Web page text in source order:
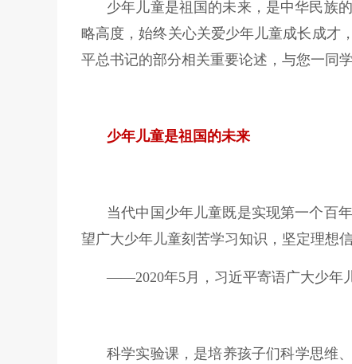
少年儿童是祖国的未来，是中华民族
略高度，始终关心关爱少年儿童成长成才
平总书记的部分相关重要论述，与您一同学
少年儿童是祖国的未来
当代中国少年儿童既是实现第一个百
望广大少年儿童刻苦学习知识，坚定理想
——2020年5月，习近平寄语广大少年
科学实验课，是培养孩子们科学思维